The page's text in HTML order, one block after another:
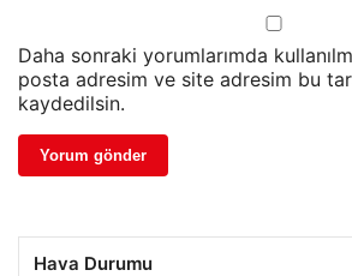
Daha sonraki yorumlarımda
posta adresim ve site adresim bu
kaydedilsin.
Hava Durumu